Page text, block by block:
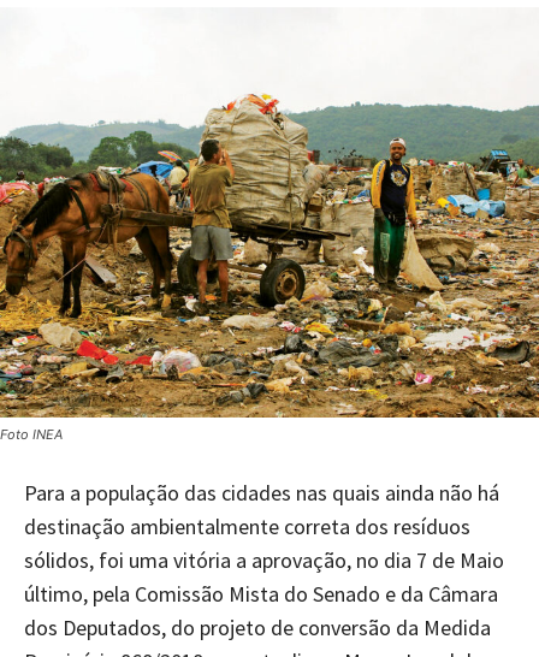
Foto INEA
Para a população das cidades nas quais ainda não há
destinação ambientalmente correta dos resíduos
sólidos, foi uma vitória a aprovação, no dia 7 de Maio
último, pela Comissão Mista do Senado e da Câmara
dos Deputados, do projeto de conversão da Medida